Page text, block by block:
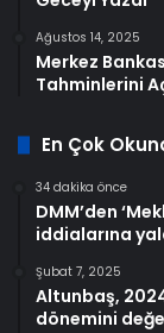
Ağustos 14, 2025
Merkez
Tahminlerini
En Çok
34 dakika önce
DMM’den
iddialarına
Şubat 7, 2025
Altunbaş,
dönemini